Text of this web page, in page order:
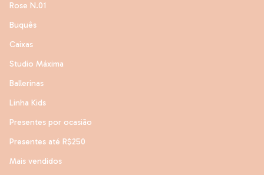
Rose N.01
Buquês
Caixas
Studio Máxima
Ballerinas
Linha Kids
Presentes por ocasião
Presentes até R$250
Mais vendidos